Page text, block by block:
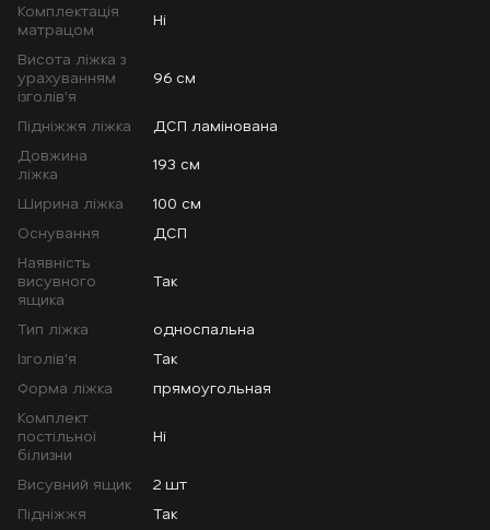
Комплектація
матрацом
Ні
Висота ліжка з
урахуванням
ізголів'я
96 см
Підніжжя ліжка
ДСП ламінована
Довжина
ліжка
193 см
Ширина ліжка
100 см
Оснування
ДСП
Наявність
висувного
ящика
Так
Тип ліжка
односпальна
Ізголів'я
Так
Форма ліжка
прямоугольная
Комплект
постільної
білизни
Ні
Висувний ящик
2 шт
Підніжжя
Так